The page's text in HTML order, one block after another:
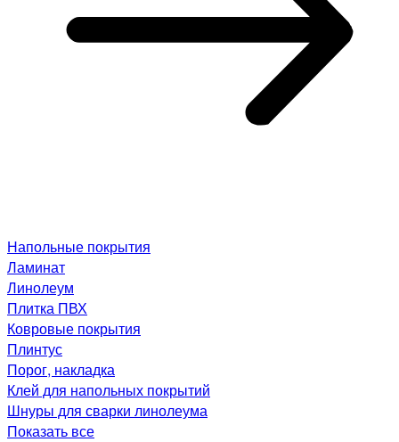
Напольные покрытия
Ламинат
Линолеум
Плитка ПВХ
Ковровые покрытия
Плинтус
Порог, накладка
Клей для напольных покрытий
Шнуры для сварки линолеума
Показать все